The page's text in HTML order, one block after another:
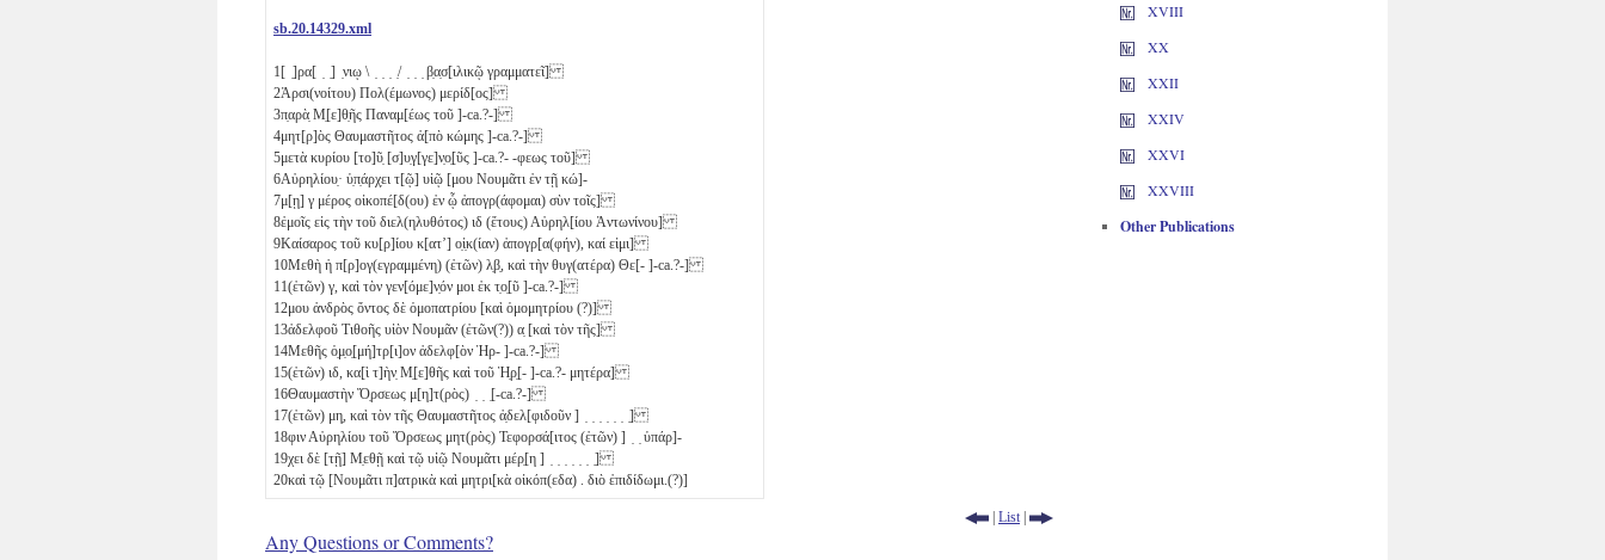
sb.20.14329.xml
1 [ ̣]ρα[ ̣ ̣] ̣νιῳ \ ̣ ̣ ̣ ̣/ ̣ ̣ ̣ β̣α̣σ[ιλικῷ γραμματεῖ]
2Ἀρσι(νοίτου) Πολ(έμωνος) μερίδ[ος]
3π̣αρὰ̣ Μ̣[ε]θ̣ῆς Παναμ[έως τοῦ ]-ca.?-]
4μητ[ρ]ὸς Θαυμαστῆτος ἀ[πὸ κώμης ]-ca.?-]
5μετὰ κυρίου [το]ῦ̣ [σ]υ̣γ[γε]ν̣ο̣[ῦς ]-ca.?- -φεως τοῦ]
6Αὐρηλίου̣· ὑ̣π̣άρχ̣ει τ[ῷ] υἱῷ [μου Νουμᾶτι ἐν τῇ κώ]-
7μ[ῃ] γ μέρος οἰκοπέ[δ(ου) ἐν ᾧ ἀπογρ(άφομαι) σὺν τοῖς]
8ἐμοῖς εἰς τὴν τοῦ διελ(ηλυθότος) ιδ (ἔτους) Αὐρηλ[ίου Ἀντωνίνου]
9Καίσαρος τοῦ κυ[ρ]ίου κ[ατʼ] ο̣ἰ̣κ(ίαν) ἀπογρ[α(φήν), καί εἰμι]
10Μεθὴ ἡ π[ρ]ογ(εγραμμένη) (ἐτῶν) λ̣β̣ , καὶ τὴν θυγ(ατέρα) Θε[- ]-ca.?-]
11(ἐτῶν) γ , καὶ τὸν γεν[όμε]ν̣όν μοι ἐκ τ̣ο̣[ῦ ]-ca.?-]
12μου ἀνδρὸς ὄντος δὲ ὁμοπατρίου [καὶ ὁμομητρίου (?)]
13ἀδελφοῦ Τιθοῆς υἱὸν Νουμᾶν (ἐτῶν(?)) α̣ [καὶ τὸν τῆς]
14Μεθῆς ὁ̣μ̣ο̣[μή]τρ[ι]ον ἀδελφ[ὸν Ἡρ- ]-ca.?-]
15(ἐτῶν) ιδ , κα[ὶ τ]ὴν̣ Μ̣[ε]θῆς καὶ τοῦ Ἡ̣ρ̣[- ]-ca.?- μητέρα]
16Θαυμαστὴν Ὄ̣ρσεως μ[η]τ(ρὸς) ̣ ̣ ̣[-ca.?-]
17(ἐτῶν) μη̣ , καὶ τὸν τῆς Θαυμαστῆτος ἀ̣δελ[φιδοῦν ] ̣ ̣ ̣ ̣ ̣ ̣ ̣]
18φιν Αὐρηλίου τοῦ Ὄρσεως μητ(ρὸς) Τεφορσά[ιτος (ἐτῶν) ] ̣ ̣ ὑπάρ]-
19χει δὲ [τῇ] Μ̣εθῇ καὶ τῷ υἱῷ Νουμᾶτι μέρ̣[η ] ̣ ̣ ̣ ̣ ̣ ̣ ̣]
20καὶ τῷ [Νουμᾶτι π]ατρικὰ καὶ μητρι[κὰ οἰκόπ(εδα) . διὸ ἐπιδίδωμι.(?)]
| List |
Any Questions or Comments?
XVIII
XX
XXII
XXIV
XXVI
XXVIII
Other Publications